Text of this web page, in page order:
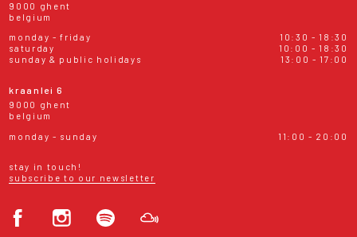
9000 ghent
belgium
monday - friday
10:30 - 18:30
saturday
10:00 - 18:30
sunday & public holidays
13:00 - 17:00
kraanlei 6
9000 ghent
belgium
monday - sunday
11:00 - 20:00
stay in touch!
subscribe to our newsletter